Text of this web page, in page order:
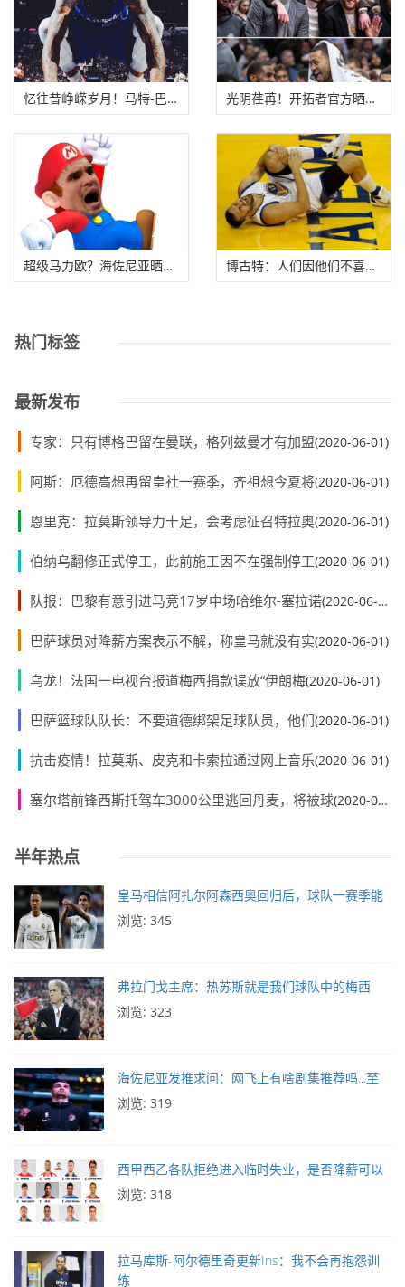
忆往昔峥嵘岁月！马特-巴恩斯社媒晒曾经个人赛 光阴荏苒！开拓者官方晒今昔球员对比：21世纪第
超级马力欧？海佐尼亚晒出自己有趣扣篮视频 博古特：人们因他们不喜欢的人生病而欢呼，我
热门标签
最新发布
专家：只有博格巴留在曼联，格列兹曼才有加盟(2020-06-01)
阿斯：厄德高想再留皇社一赛季，齐祖想今夏将(2020-06-01)
恩里克：拉莫斯领导力十足，会考虑征召特拉奥(2020-06-01)
伯纳乌翻修正式停工，此前施工因不在强制停工(2020-06-01)
队报：巴黎有意引进马竞17岁中场哈维尔-塞拉诺(2020-06-01)
巴萨球员对降薪方案表示不解，称皇马就没有实(2020-06-01)
乌龙！法国一电视台报道梅西捐款误放“伊朗梅(2020-06-01)
巴萨篮球队队长：不要道德绑架足球队员，他们(2020-06-01)
抗击疫情！拉莫斯、皮克和卡索拉通过网上音乐(2020-06-01)
塞尔塔前锋西斯托驾车3000公里逃回丹麦，将被球(2020-06-01)
半年热点
皇马相信阿扎尔阿森西奥回归后，球队一赛季能
浏览: 345
弗拉门戈主席：热苏斯就是我们球队中的梅西
浏览: 323
海佐尼亚发推求问：网飞上有啥剧集推荐吗...至
浏览: 319
西甲西乙各队拒绝进入临时失业，是否降薪可以
浏览: 318
拉马库斯-阿尔德里奇更新Ins：我不会再抱怨训
练